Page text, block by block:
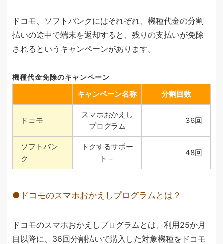
ドコモ、ソフトバンクにはそれぞれ、機種代金の分割
払いの途中で端末を返却すると、残りの支払いが免除
されるというキャンペーンがあります。
機種代金免除のキャンペーン
キャンペーン名称 分割回数
ドコモ
スマホおかえし
プログラム
36回
ソフトバン
ク
トクするサポー
ト＋
48回
ドコモのスマホおかえしプログラムとは？
ドコモのスマホおかえしプログラムとは、利用25か月
目以降に、36回分割払いで購入した対象機種をドコモ